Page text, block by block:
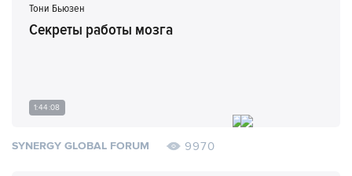
Тони Бьюзен
Секреты работы мозга
1:44:08
SYNERGY GLOBAL FORUM 9970